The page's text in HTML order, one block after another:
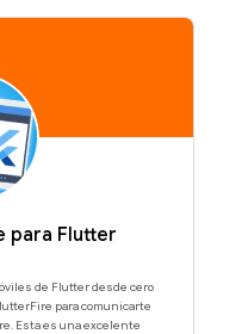
para Flutter
de Flutter desde cero
para comunicarte
Esta es una excelente